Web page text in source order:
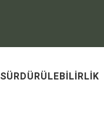
SÜRDÜRÜLEBILIRLIK